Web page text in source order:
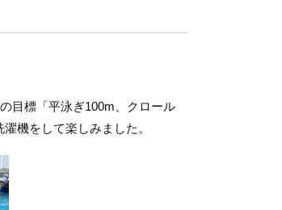
目標「平泳ぎ100m、クロール
機をして楽しみました。